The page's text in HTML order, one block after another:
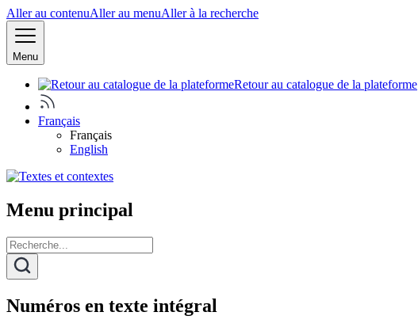
Aller au contenuAller au menuAller à la recherche
Menu
Retour au catalogue de la plateforme
Français
Français
English
Menu principal
Numéros en texte intégral